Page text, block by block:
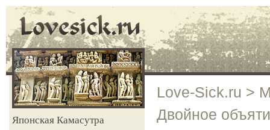
Японская Камасутра
Love-Sick.ru >
Двойное